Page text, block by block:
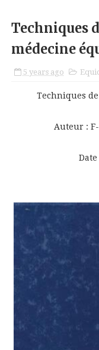
Techniques
médecine
5 years ago
Techniques
Auteur : F-